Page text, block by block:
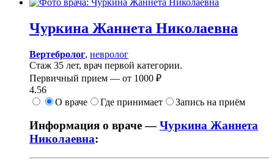
Чуркина Жаннета Николаевна
Вертебролог, невролог
Стаж 35 лет, врач первой категории.
Первичный прием — от 1000 ₽
4.56
О враче
Где принимает Запись на приём
Информация о враче —Чуркина Жаннета
Николаевна: